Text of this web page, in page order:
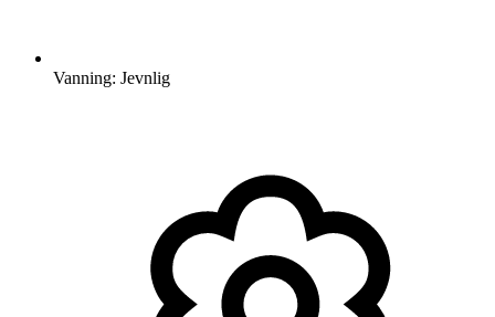
Vanning: Jevnlig